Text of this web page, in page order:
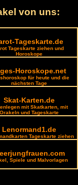
von uns:
Tageskarte.de
Tageskarte ziehen und
Horoskope
Horoskope.net
für heute und die
nächsten Tage
Skat-Karten.de
mit Skatkarten, mit
Orakeln und Tageskarte
Lenormand1.de
Tageskarte ziehen
Spiele und Malvorlagen